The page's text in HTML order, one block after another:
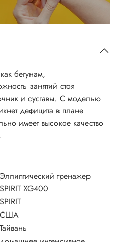
бегунам,
занятий стоя
и суставы. С моделью
дефицита в плане
имеет высокое качество
Эллиптический тренажер
SPIRIT XG400
SPIRIT
США
Тайвань